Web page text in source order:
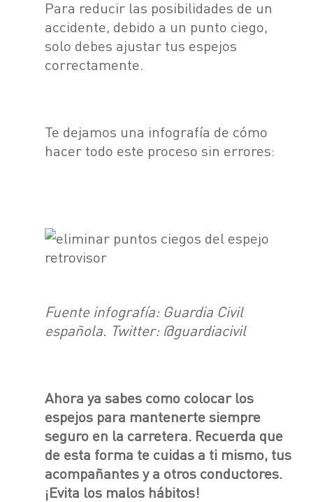
Para reducir las posibilidades de un
accidente, debido a un punto ciego,
solo debes ajustar tus espejos
correctamente.
Te dejamos una infografía de cómo
hacer todo este proceso sin errores:
Fuente infografía: Guardia Civil
española. Twitter: @guardiacivil
Ahora ya sabes como colocar los
espejos para mantenertesiempre
seguro en la carretera. Recuerda que
de esta forma te cuidas a ti mismo, tus
acompañantes y a otros conductores.
¡Evita los malos hábitos!